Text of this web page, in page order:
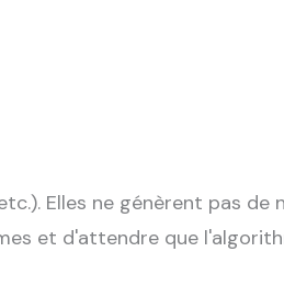
Elles ne génèrent pas de
et d'attendre que